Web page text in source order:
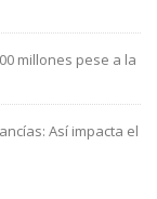
millones pese a la
Así impacta el